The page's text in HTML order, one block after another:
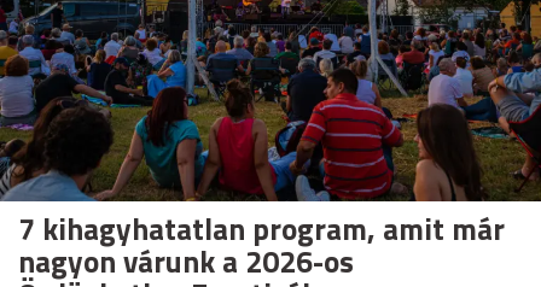
7 kihagyhatatlan program, amit már
nagyon várunk a 2026-os